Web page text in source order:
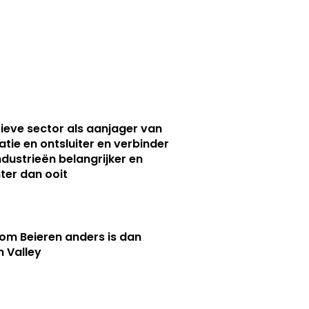
sector als aanjager van
en ontsluiter en verbinder
belangrijker en
dan ooit
Beieren anders is dan
Valley